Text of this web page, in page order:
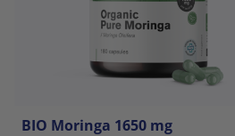
BIO Moringa 1650 mg